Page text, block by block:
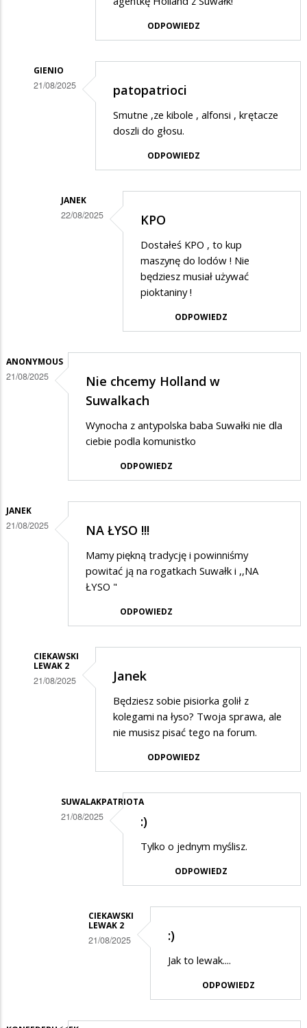
na
ODPOWIEDZ
GIENIO
21/08/2025 patopatrioci
Smutne ,ze kibole , alfonsi , krętacze
doszli do głosu.
ODPOWIEDZ
JANEK
22/08/2025
patopatrioci
KPO
Dostałeś KPO , to kup
maszynę do lodów ! Nie
będziesz musiał używać
pioktaniny !
ODPOWIEDZ
ANONYMOUS
21/08/2025
Nie chcemy Holland w
Suwalkach
Wynocha z antypolska baba Suwałki nie dla
ciebie podla komunistko
ODPOWIEDZ
JANEK
21/08/2025 NA ŁYSO !!!
Mamy piękną tradycję i powinniśmy
powitać ją na rogatkach Suwałk i ,,NA
ŁYSO "
ODPOWIEDZ
CIEKAWSKI
LEWAK 2
21/08/2025 Janek
Będziesz sobie pisiorka golił z
kolegami na łyso? Twoja sprawa, ale
nie musisz pisać tego na forum.
ODPOWIEDZ
SUWALAKPATRIOTA
21/08/2025 :)
Tylko o jednym myślisz.
ODPOWIEDZ
CIEKAWSKI
LEWAK 2
21/08/2025
SuwalakPatriota
w
:)
Jak to lewak....
ODPOWIEDZ